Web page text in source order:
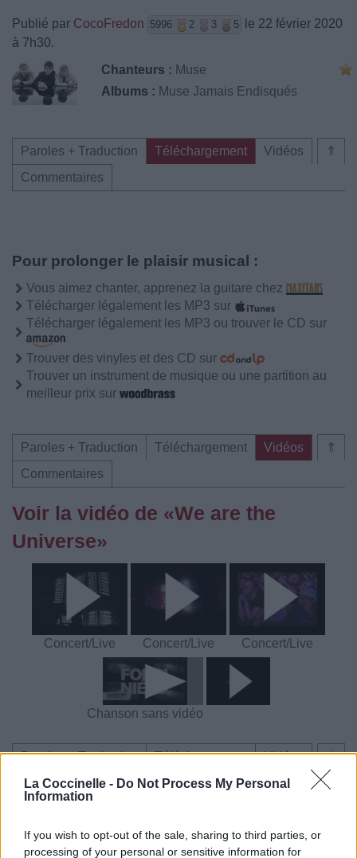
La Coccinelle - Do Not Process My Personal
Information
If you wish to opt-out of the sale, sharing to third parties, or
processing of your personal or sensitive information for
Publié par CocoFredon 5996 2 3 5
le 22 février 2020
à 7h30.
Chanteurs : Muse
Albums : Muse Jamais Endisqués
⇑
Paroles + Traduction Téléchargement
Vidéos
Commentaires
Pour prolonger le plaisir musical :
Vous aimez chanter, apprenez la guitare chez
Télécharger légalement les MP3 sur
Télécharger légalement les MP3 ou trouver le CD sur
Trouver des vinyles et des CD sur
Trouver un instrument de musique ou une partition au
meilleur prix sur
⇑
Paroles + Traduction Téléchargement
Vidéos
Commentaires
Voir la vidéo de «We are the
Universe»
Concert/Live Concert/Live Concert/Live
Chanson sans vidéo
⇑
Paroles + Traduction Téléchargement
Vidéos
Commentaires
Dire «merci» pour cette traduction Corriger une erreur